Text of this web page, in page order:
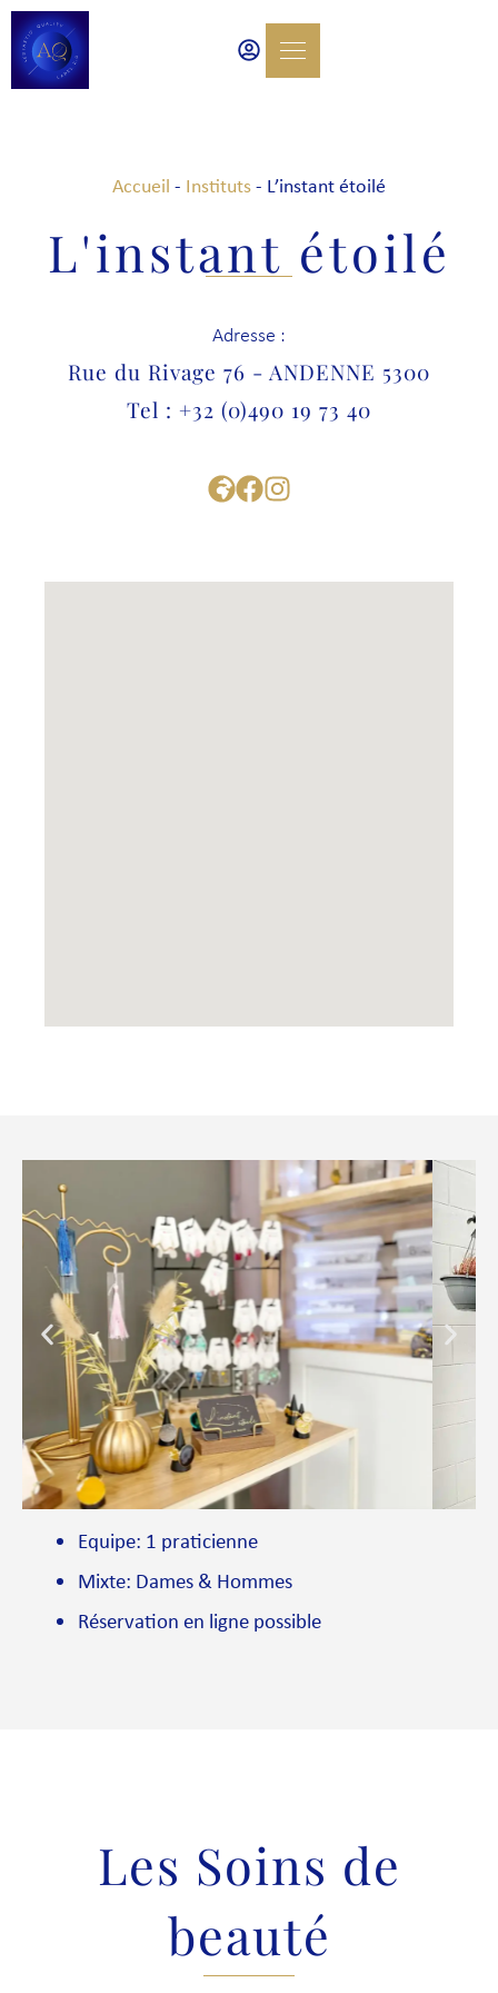
Accueil - Instituts- L’instant étoilé
L'instant étoilé
Adresse :
Rue du Rivage 76 - ANDENNE 5300
Tel : +32 (0)490 19 73 40
Equipe: 1 praticienne
Mixte: Dames & Hommes
Réservation en ligne possible
Les Soins de
beauté